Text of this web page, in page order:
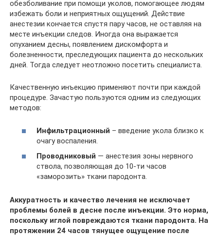
обезболивание при помощи уколов, помогающее людям
избежать боли и неприятных ощущений. Действие
анестезии кончается спустя пару часов, не оставляя на
месте инъекции следов. Иногда она выражается
опуханием десны, появлением дискомфорта и
болезненности, преследующих пациента до нескольких
дней. Тогда следует неотложно посетить специалиста.
Качественную инъекцию применяют почти при каждой
процедуре. Зачастую пользуются одним из следующих
методов:
Инфильтрационный – введение укола близко к
очагу воспаления.
Проводниковый — анестезия зоны нервного
ствола, позволяющая до 10-ти часов
«заморозить» ткани пародонта.
Аккуратность и качество лечения не исключает
проблемы болей в десне после инъекции. Это норма,
поскольку иглой повреждаются ткани пародонта. На
протяжении 24 часов тянущее ощущение после